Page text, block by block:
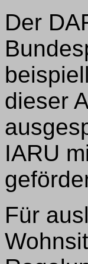
Der
dieser
IARU
Für